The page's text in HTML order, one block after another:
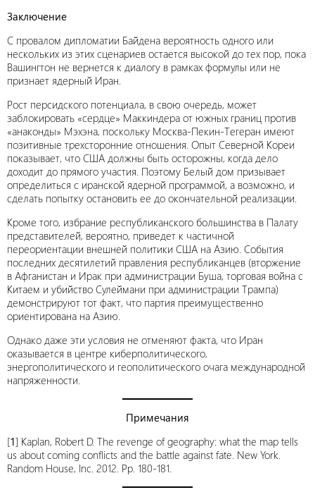
Заключение
С провалом дипломатии Байдена вероятность одного или
нескольких из этих сценариев остается высокой до тех пор, пока
Вашингтон не вернется к диалогу в рамках формулы или не
признает ядерный Иран.
Рост персидского потенциала, в свою очередь, может
заблокировать «сердце» Маккиндера от южных границ против
«анаконды» Мэхэна, поскольку Москва-Пекин-Тегеран имеют
позитивные трехсторонние отношения. Опыт Северной Кореи
показывает, что США должны быть осторожны, когда дело
доходит до прямого участия. Поэтому Белый дом призывает
определиться с иранской ядерной программой, а возможно, и
сделать попытку остановить ее до окончательной реализации.
Кроме того, избрание республиканского большинства в Палату
представителей, вероятно, приведет к частичной
переориентации внешней политики США на Азию. События
последних десятилетий правления республиканцев (вторжение
в Афганистан и Ирак при администрации Буша, торговая война с
Китаем и убийство Сулеймани при администрации Трампа)
демонстрируют тот факт, что партия преимущественно
ориентирована на Азию.
Однако даже эти условия не отменяют факта, что Иран
оказывается в центре киберполитического,
энергополитического и геополитического очага международной
напряженности.
Примечания
[1] Kaplan, Robert D. The revenge of geography: what the map tells
us about coming conflicts and the battle against fate. New York.
Random House, Inc. 2012. Pp. 180-181.